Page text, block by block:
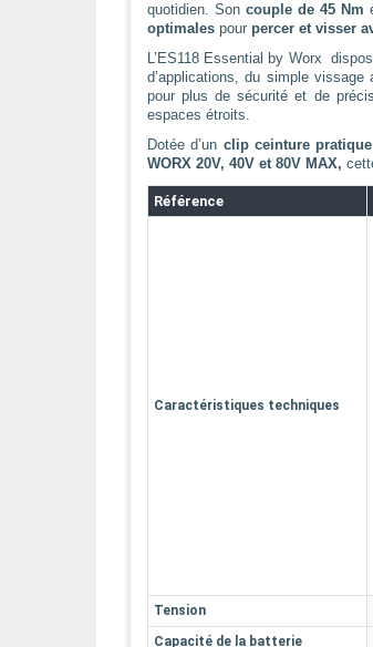
quotidien. Son couple de 45 Nm
optimales pour percer et visser
L’ES118 Essential by Worx
d’applications, du simple
pour plus de sécurité et de
espaces étroits.
Dotée d’un clip ceinture
WORX 20V, 40V et 80V MAX,
Référence
Caractéristiques techniques
Tension
Capacité de la batterie